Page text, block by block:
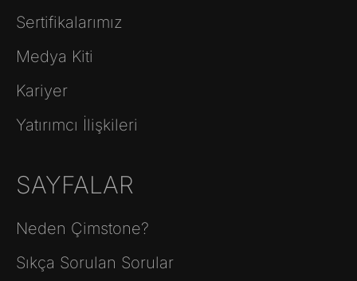
Sertifikalarımız
Medya Kiti
Kariyer
Yatırımcı İlişkileri
SAYFALAR
Neden Çimstone?
Sıkça Sorulan Sorular